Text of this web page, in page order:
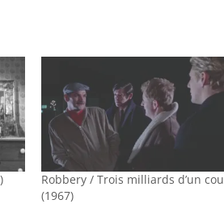
Robbery / Trois milliards d’un
(1967)